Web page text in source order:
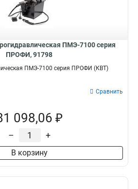
ПМЭ-7100 серия
ПРОФИ, 91798
ПМЭ-7100 серия ПРОФИ (КВТ)
Сравнить
098,06 ₽
– +
В корзину